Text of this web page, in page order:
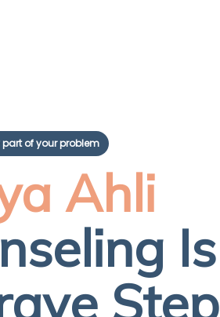
part of your problem
Ahli
Is
Step